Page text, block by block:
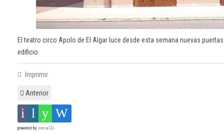
El teatro circo Apolo de El Algar luce desde esta semana nuevas
edificio.
Imprimir
Anterior
powered by social2s